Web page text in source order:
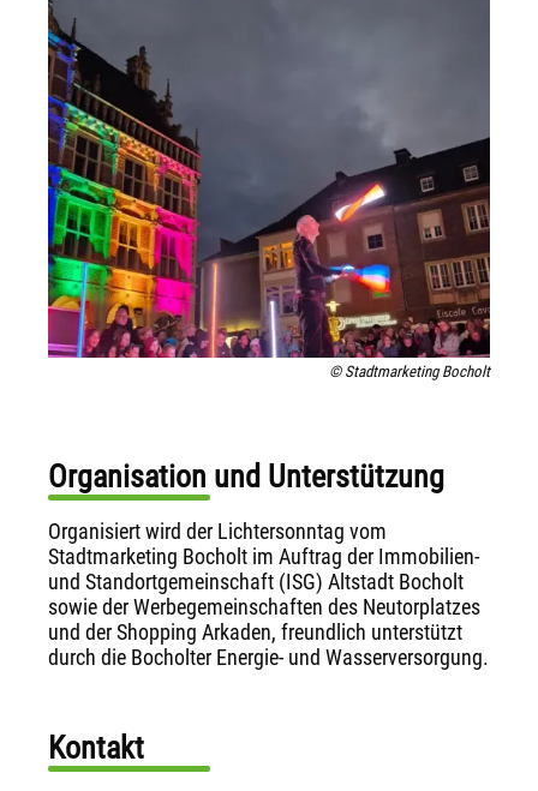
© Stadtmarketing Bocholt
Organisation und Unterstützung
Organisiert wird der Lichtersonntag vom
Stadtmarketing Bocholt im Auftrag der Immobilien-
und Standortgemeinschaft (ISG) Altstadt Bocholt
sowie der Werbegemeinschaften des Neutorplatzes
und der Shopping Arkaden, freundlich unterstützt
durch die Bocholter Energie- und Wasserversorgung.
Kontakt